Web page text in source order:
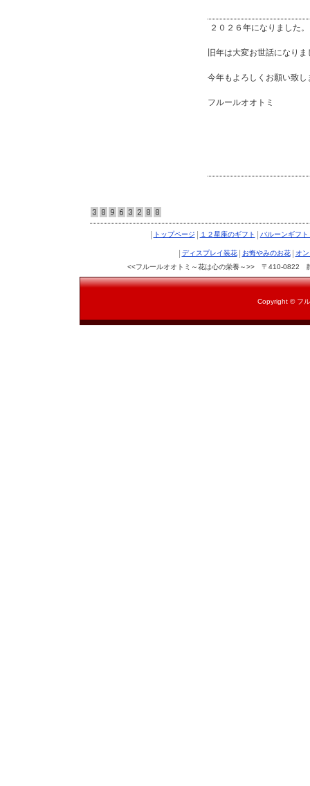
２０２６年になりました。
旧年は大変お世話になりま
今年もよろしくお願い致し
フルールオオトミ
トップページ １２星座のギフト バルーンギフ
ディスプレイ装花 お悔やみのお花
オ
<<フルールオオトミ～花は心の栄養～>> 〒410-0822
Copyright © フ